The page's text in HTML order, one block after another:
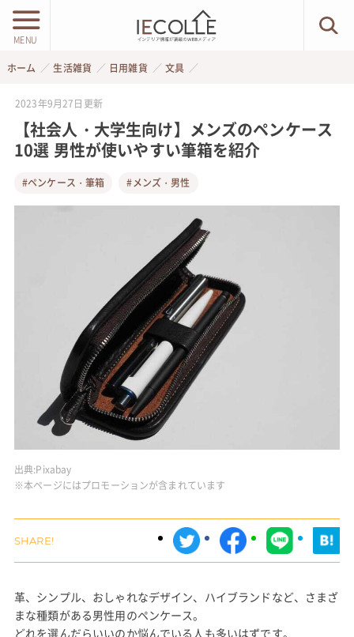
MENU
ホーム 生活雑貨 日用雑貨 文具
2023年9月27日 更新
【社会人・大学生向け】メンズのペンケース
10選 男性が使いやすい筆箱を紹介
#ペンケース・筆箱 #メンズ・男性
出典:Pixabay
※本ページにはプロモーションが含まれています
革、シンプル、おしゃれなデザイン、ハイブランドなど、さまざ
まな種類がある男性用のペンケース。
どれを選んだらいいのか悩んでいる人も多いはずです。